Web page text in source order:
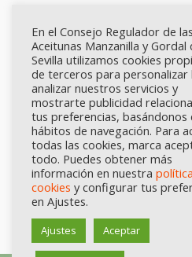
Calidad certificada por
En el Consejo Regulador de
Aceitunas Manzanilla y Gordal
Sevilla utilizamos cookies
de terceros para personalizar
analizar nuestros servicios y
mostrarte publicidad
tus preferencias, basándonos
hábitos de navegación. Para
todas las cookies, marca
todo. Puedes obtener más
información en nuestra
cookies y configurar tus
en Ajustes.
Ajustes Aceptar